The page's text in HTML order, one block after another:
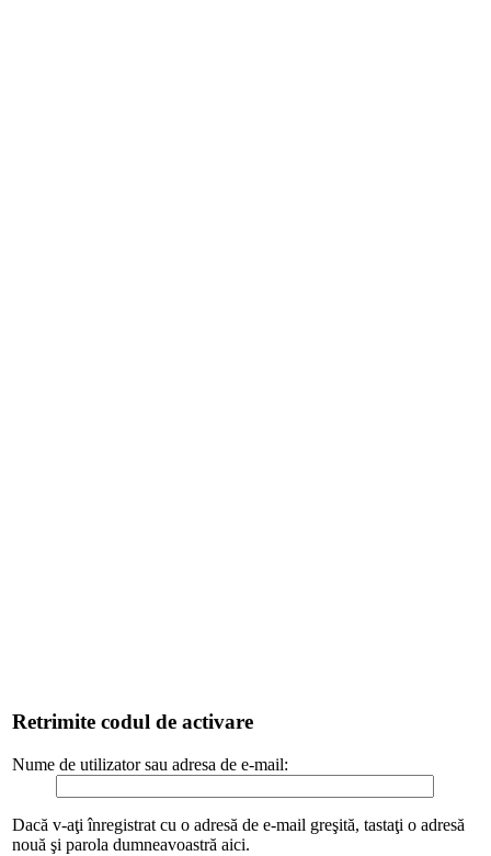
Retrimite codul de activare
Nume de utilizator sau adresa de e-mail:
Dacă v-aţi înregistrat cu o adresă de e-mail greşită, tastaţi o adresă
nouă şi parola dumneavoastră aici.